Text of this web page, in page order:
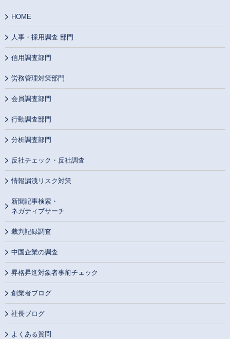
HOME
人事・採用調査 部門
信用調査部門
労務管理対策部門
会員調査部門
行動調査部門
分析調査部門
反社チェック・反社調査
情報漏洩リスク対策
新聞記事検索・
ネガティブサーチ
裁判記録調査
中国企業の調査
昇格昇進対象者事前チェック
創業者ブログ
社長ブログ
よくある質問